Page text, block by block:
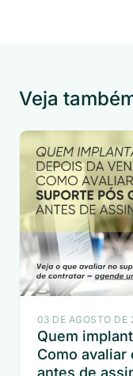
Veja
03 DE AGOSTO DE
Quem
Como
antes de